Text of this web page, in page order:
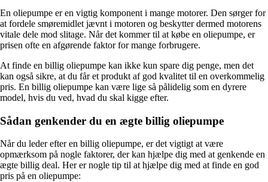
En oliepumpe er en vigtig komponent i mange motorer. Den sørger for
at fordele smøremidlet jævnt i motoren og beskytter dermed motorens
vitale dele mod slitage. Når det kommer til at købe en oliepumpe, er
prisen ofte en afgørende faktor for mange forbrugere.
At finde en billig oliepumpe kan ikke kun spare dig penge, men det
kan også sikre, at du får et produkt af god kvalitet til en overkommelig
pris. En billig oliepumpe kan være lige så pålidelig som en dyrere
model, hvis du ved, hvad du skal kigge efter.
Sådan genkender du en ægte billig oliepumpe
Når du leder efter en billig oliepumpe, er det vigtigt at være
opmærksom på nogle faktorer, der kan hjælpe dig med at genkende en
ægte billig deal. Her er nogle tip til at hjælpe dig med at finde en god
pris på en oliepumpe: